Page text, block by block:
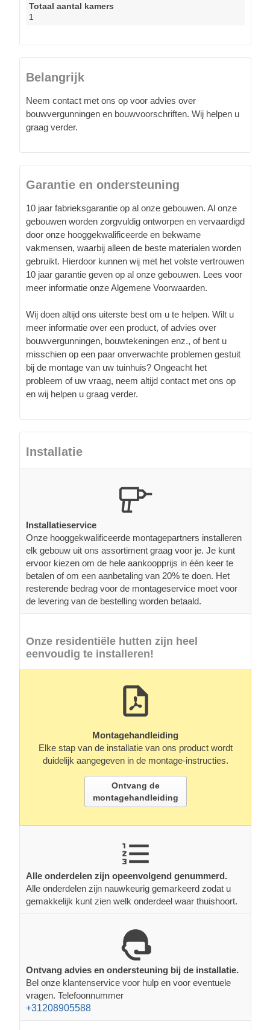
Totaal aantal kamers
1
Belangrijk
Neem contact met ons op voor advies over
bouwvergunningen en bouwvoorschriften. Wij helpen u
graag verder.
Garantie en ondersteuning
10 jaar fabrieksgarantie op al onze gebouwen. Al onze
gebouwen worden zorgvuldig ontworpen en vervaardigd
door onze hooggekwalificeerde en bekwame
vakmensen, waarbij alleen de beste materialen worden
gebruikt. Hierdoor kunnen wij met het volste vertrouwen
10 jaar garantie geven op al onze gebouwen. Lees voor
meer informatie onze Algemene Voorwaarden.
Wij doen altijd ons uiterste best om u te helpen. Wilt u
meer informatie over een product, of advies over
bouwvergunningen, bouwtekeningen enz., of bent u
misschien op een paar onverwachte problemen gestuit
bij de montage van uw tuinhuis? Ongeacht het
probleem of uw vraag, neem altijd contact met ons op
en wij helpen u graag verder.
Installatie
Installatieservice
Onze hooggekwalificeerde montagepartners installeren
elk gebouw uit ons assortiment graag voor je. Je kunt
ervoor kiezen om de hele aankoopprijs in één keer te
betalen of om een aanbetaling van 20% te doen. Het
resterende bedrag voor de montageservice moet voor
de levering van de bestelling worden betaald.
Onze residentiële hutten zijn heel
eenvoudig te installeren!
Montagehandleiding
Elke stap van de installatie van ons product wordt
duidelijk aangegeven in de montage-instructies.
Ontvang de
montagehandleiding
Alle onderdelen zijn opeenvolgend genummerd.
Alle onderdelen zijn nauwkeurig gemarkeerd zodat u
gemakkelijk kunt zien welk onderdeel waar thuishoort.
Ontvang advies en ondersteuning bij de installatie.
Bel onze klantenservice voor hulp en voor eventuele
vragen. Telefoonnummer
+31208905588